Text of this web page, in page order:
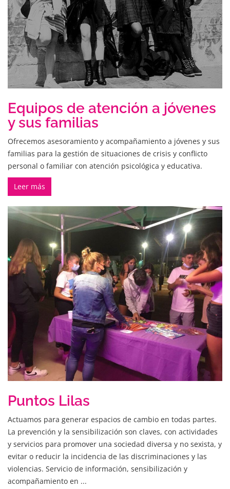
Equipos de atención a jóvenes
y sus familias
Ofrecemos asesoramiento y acompañamiento a jóvenes y sus
familias para la gestión de situaciones de crisis y conflicto
personal o familiar con atención psicológica y educativa.
Leer más
Puntos Lilas
Actuamos para generar espacios de cambio en todas partes.
La prevención y la sensibilización son claves, con actividades
y servicios para promover una sociedad diversa y no sexista, y
evitar o reducir la incidencia de las discriminaciones y las
violencias. Servicio de información, sensibilización y
acompañamiento en ...